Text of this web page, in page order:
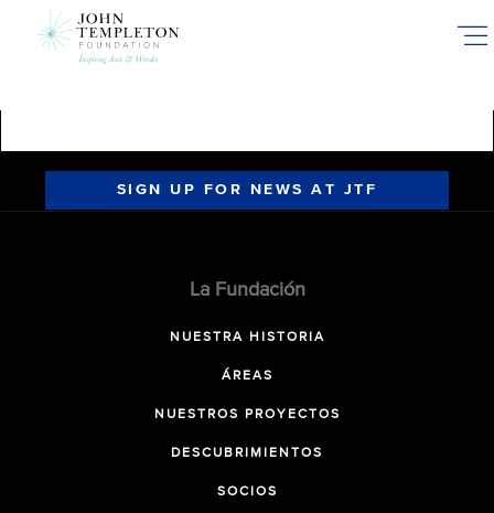
SIGN UP FOR NEWS AT JTF
La Fundación
NUESTRA HISTORIA
ÁREAS
NUESTROS PROYECTOS
DESCUBRIMIENTOS
SOCIOS